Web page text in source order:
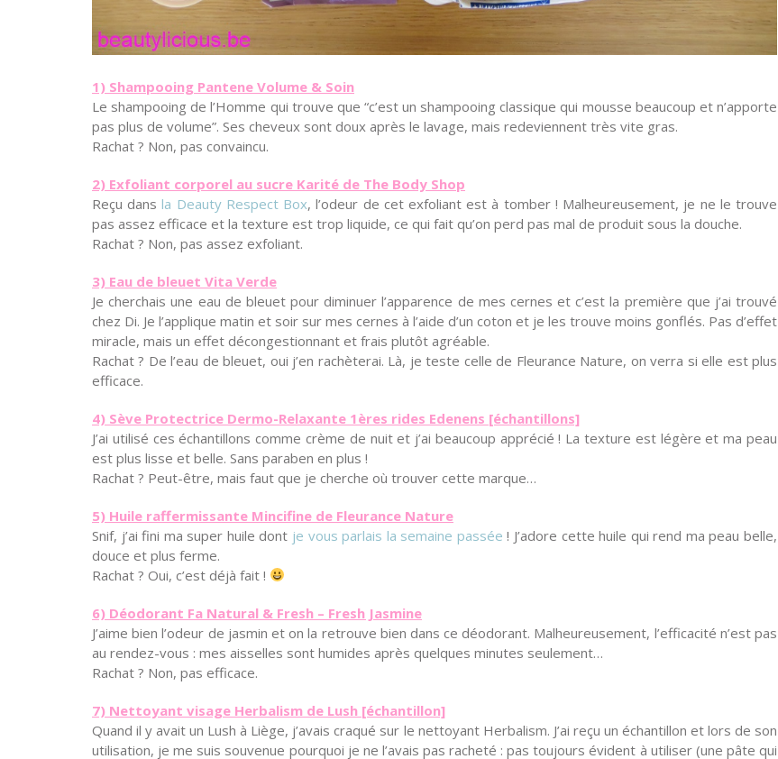
1) Shampooing Pantene Volume & Soin
Le shampooing de l’Homme qui trouve que “c’est un shampooing classique qui mousse beaucoup et n’apporte
pas plus de volume”. Ses cheveux sont doux après le lavage, mais redeviennent très vite gras.
Rachat ? Non, pas convaincu.
2) Exfoliant corporel au sucre Karité de The Body Shop
Reçu dansla Deauty Respect Box, l’odeur de cet exfoliant est à tomber ! Malheureusement, je ne le trouve
pas assez efficace et la texture est trop liquide, ce qui fait qu’on perd pas mal de produit sous la douche.
Rachat ? Non, pas assez exfoliant.
3) Eau de bleuet Vita Verde
Je cherchais une eau de bleuet pour diminuer l’apparence de mes cernes et c’est la première que j’ai trouvé
chez Di. Je l’applique matin et soir sur mes cernes à l’aide d’un coton et je les trouve moins gonflés. Pas d’effet
miracle, mais un effet décongestionnant et frais plutôt agréable.
Rachat ? De l’eau de bleuet, oui j’en rachèterai. Là, je teste celle de Fleurance Nature, on verra si elle est plus
efficace.
4) Sève Protectrice Dermo-Relaxante 1ères rides Edenens [échantillons]
J’ai utilisé ces échantillons comme crème de nuit et j’ai beaucoup apprécié ! La texture est légère et ma peau
est plus lisse et belle. Sans paraben en plus !
Rachat ? Peut-être, mais faut que je cherche où trouver cette marque…
5) Huile raffermissante Mincifine de Fleurance Nature
Snif, j’ai fini ma super huile dont je vous parlais la semaine passée ! J’adore cette huile qui rend ma peau belle,
douce et plus ferme.
Rachat ? Oui, c’est déjà fait !
6) Déodorant Fa Natural & Fresh – Fresh Jasmine
J’aime bien l’odeur de jasmin et on la retrouve bien dans ce déodorant. Malheureusement, l’efficacité n’est pas
au rendez-vous : mes aisselles sont humides après quelques minutes seulement…
Rachat ? Non, pas efficace.
7) Nettoyant visage Herbalism de Lush [échantillon]
Quand il y avait un Lush à Liège, j’avais craqué sur le nettoyant Herbalism. J’ai reçu un échantillon et lors de son
utilisation, je me suis souvenue pourquoi je ne l’avais pas racheté : pas toujours évident à utiliser (une pâte qui